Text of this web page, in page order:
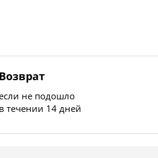
Возврат
не подошло
в течении 14 дней